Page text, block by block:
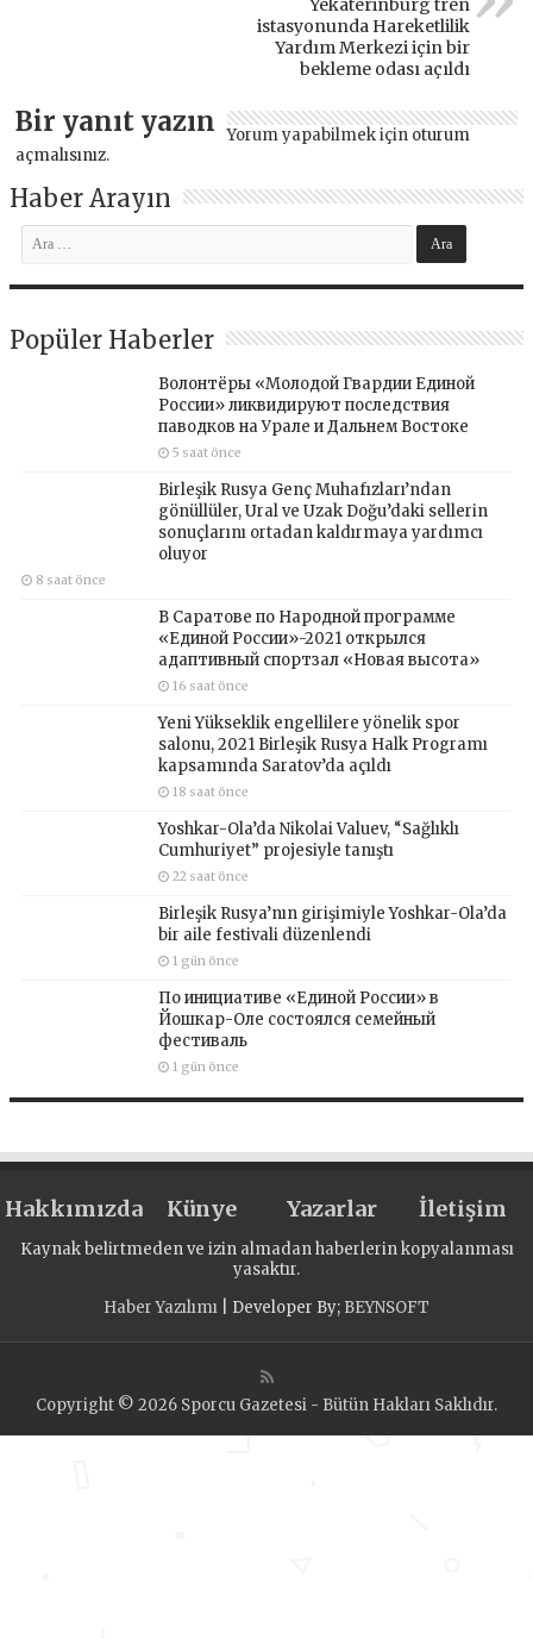
Yekaterinburg tren
istasyonunda Hareketlilik
Yardım Merkezi için bir
bekleme odası açıldı
Bir yanıt yazın Yorum yapabilmek için oturum
açmalısınız.
Haber Arayın
Popüler Haberler
Волонтёры «Молодой Гвардии Единой
России» ликвидируют последствия
паводков на Урале и Дальнем Востоке
5 saat önce
Birleşik Rusya Genç Muhafızları’ndan
gönüllüler, Ural ve Uzak Doğu’daki sellerin
sonuçlarını ortadan kaldırmaya yardımcı
oluyor
8 saat önce
В Саратове по Народной программе
«Единой России»-2021 открылся
адаптивный спортзал «Новая высота»
16 saat önce
Yeni Yükseklik engellilere yönelik spor
salonu, 2021 Birleşik Rusya Halk Programı
kapsamında Saratov’da açıldı
18 saat önce
Yoshkar-Ola’da Nikolai Valuev, “Sağlıklı
Cumhuriyet” projesiyle tanıştı
22 saat önce
Birleşik Rusya’nın girişimiyle Yoshkar-Ola’da
bir aile festivali düzenlendi
1 gün önce
По инициативе «Единой России» в
Йошкар-Оле состоялся семейный
фестиваль
1 gün önce
Hakkımızda Künye Yazarlar İletişim
Kaynak belirtmeden ve izin almadan haberlerin kopyalanması
yasaktır.
Haber Yazılımı | Developer By; BEYNSOFT
Copyright © 2026 Sporcu Gazetesi - Bütün Hakları Saklıdır.